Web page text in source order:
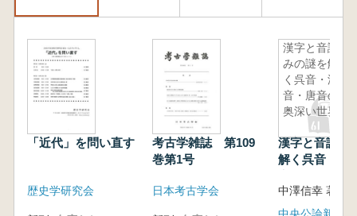
「近代」を問い直す
歴史学研究会
考古学雑誌 第109
巻第1号
日本考古学会
漢字と音読
みの謎を解
く呉音・漢
音・唐音の
奥深い世界
漢字と音読み
解く呉音・漢
中澤信幸 著
中央公論新社